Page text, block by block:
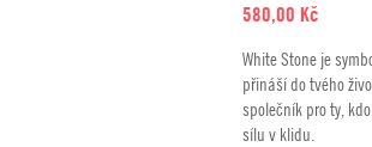
580,00 Kč
White Stone je
přináší do tvého
společník pro ty,
sílu v klidu.